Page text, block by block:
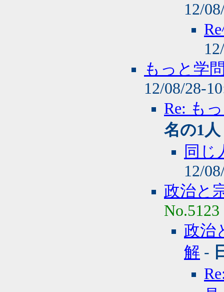
12/
もっと学
12/08/28-
Re: も
名の1人
同じ
12/
政治と
No.5123
政治
解 -